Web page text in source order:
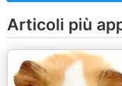
Articoli più